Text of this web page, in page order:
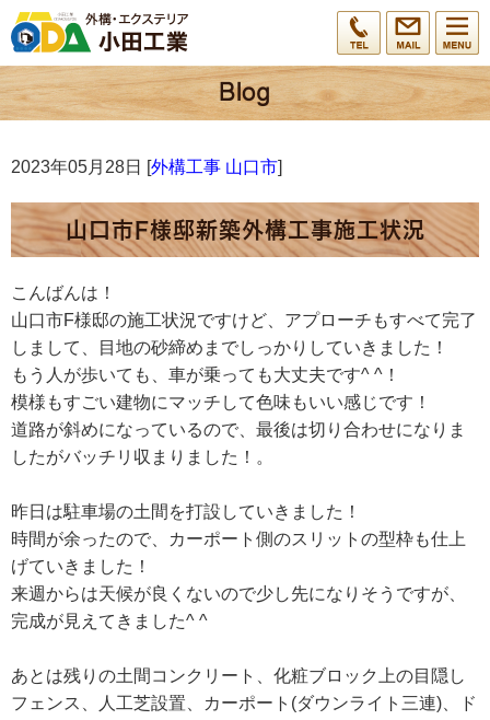
2023年05月28日 [外構工事 山口市]
山口市F様邸新築外構工事施工状況
こんばんは！
山口市F様邸の施工状況ですけど、アプローチもすべて完了
しまして、目地の砂締めまでしっかりしていきました！
もう人が歩いても、車が乗っても大丈夫です^ ^！
模様もすごい建物にマッチして色味もいい感じです！
道路が斜めになっているので、最後は切り合わせになりま
したがバッチリ収まりました！。
昨日は駐車場の土間を打設していきました！
時間が余ったので、カーポート側のスリットの型枠も仕上
げていきました！
来週からは天候が良くないので少し先になりそうですが、
完成が見えてきました^ ^
あとは残りの土間コンクリート、化粧ブロック上の目隠し
フェンス、人工芝設置、カーポート(ダウンライト三連)、ド